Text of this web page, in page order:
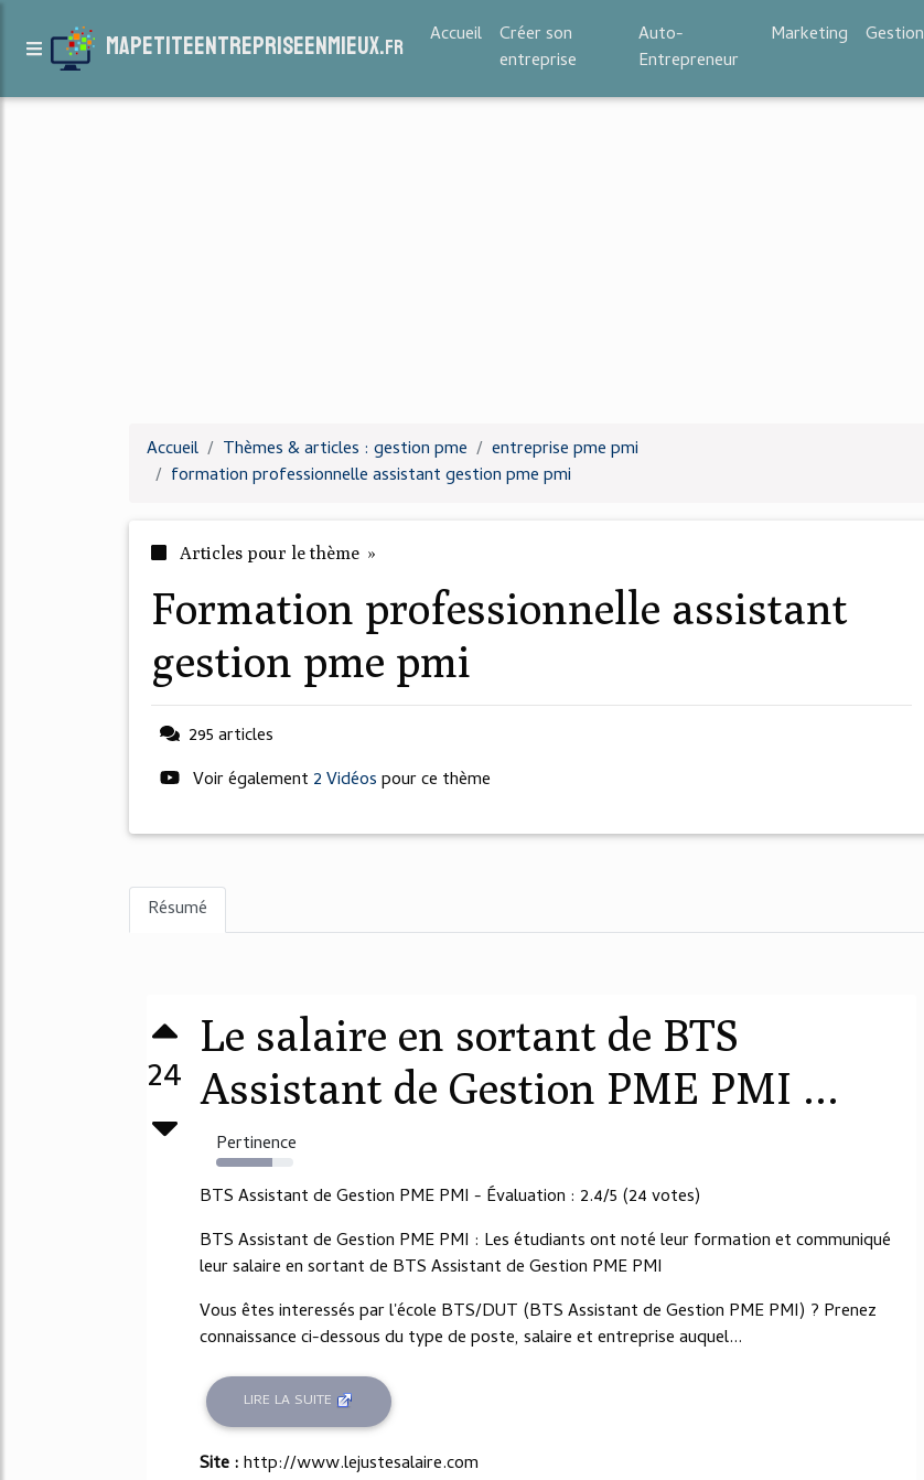
mapetiteentrepriseenmieux.fr Accueil
Créer son
entreprise
Auto-
Entrepreneur
Marketing Gestion
Accueil Thèmes & articles : gestion pme
entreprise pme pmi
formation professionnelle assistant gestion pme pmi
Articles pour le thème »
formation professionnelle assistant
gestion pme pmi
295 articles
Voir également 2 Vidéospour ce thème
Résumé
24
Le salaire en sortant de BTS
Assistant de Gestion PME PMI ...
Pertinence
73%
BTS Assistant de Gestion PME PMI - Évaluation : 2.4/5 (24 votes)
BTS Assistant de Gestion PME PMI : Les étudiants ont noté leur formation et communiqué
leur salaire en sortant de BTS Assistant de Gestion PME PMI
Vous êtes interessés par l'école BTS/DUT (BTS Assistant de Gestion PME PMI) ? Prenez
connaissance ci-dessous du type de poste, salaire et entreprise auquel...
LIRE LA SUITE
Site :http://www.lejustesalaire.com